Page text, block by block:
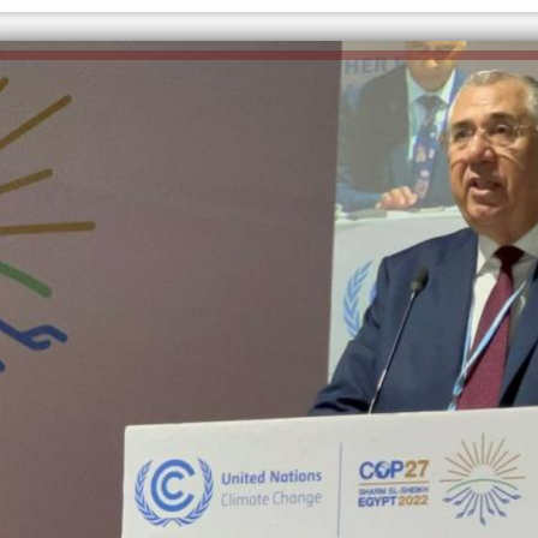
المحبة.. رسول السلام والإنسانية
إلهام شرشر تكتب: دي مبقتش كورة..
دي سياسة